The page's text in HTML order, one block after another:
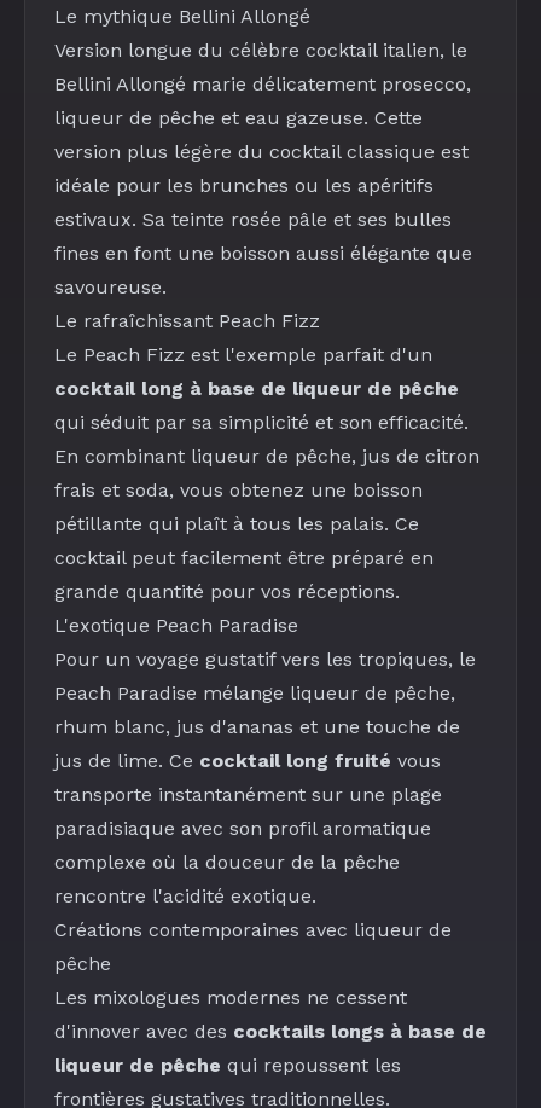
Le mythique Bellini Allongé
Version longue du célèbre cocktail italien, le
Bellini Allongé marie délicatement prosecco,
liqueur de pêche et eau gazeuse. Cette
version plus légère du cocktail classique est
idéale pour les brunches ou les apéritifs
estivaux. Sa teinte rosée pâle et ses bulles
fines en font une boisson aussi élégante que
savoureuse.
Le rafraîchissant Peach Fizz
Le Peach Fizz est l'exemple parfait d'un
cocktail long à base de liqueur de pêche
qui séduit par sa simplicité et son efficacité.
En combinant liqueur de pêche, jus de citron
frais et soda, vous obtenez une boisson
pétillante qui plaît à tous les palais. Ce
cocktail peut facilement être préparé en
grande quantité pour vos réceptions.
L'exotique Peach Paradise
Pour un voyage gustatif vers les tropiques, le
Peach Paradise mélange liqueur de pêche,
rhum blanc, jus d'ananas et une touche de
jus de lime. Ce cocktail long fruité vous
transporte instantanément sur une plage
paradisiaque avec son profil aromatique
complexe où la douceur de la pêche
rencontre l'acidité exotique.
Créations contemporaines avec liqueur de
pêche
Les mixologues modernes ne cessent
d'innover avec des cocktails longs à base de
liqueur de pêche qui repoussent les
frontières gustatives traditionnelles.